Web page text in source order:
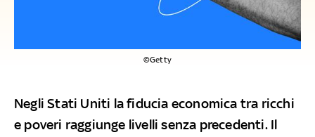
©Getty
Negli Stati Uniti la fiducia economica tra ricchi
e poveri raggiunge livelli senza precedenti. Il